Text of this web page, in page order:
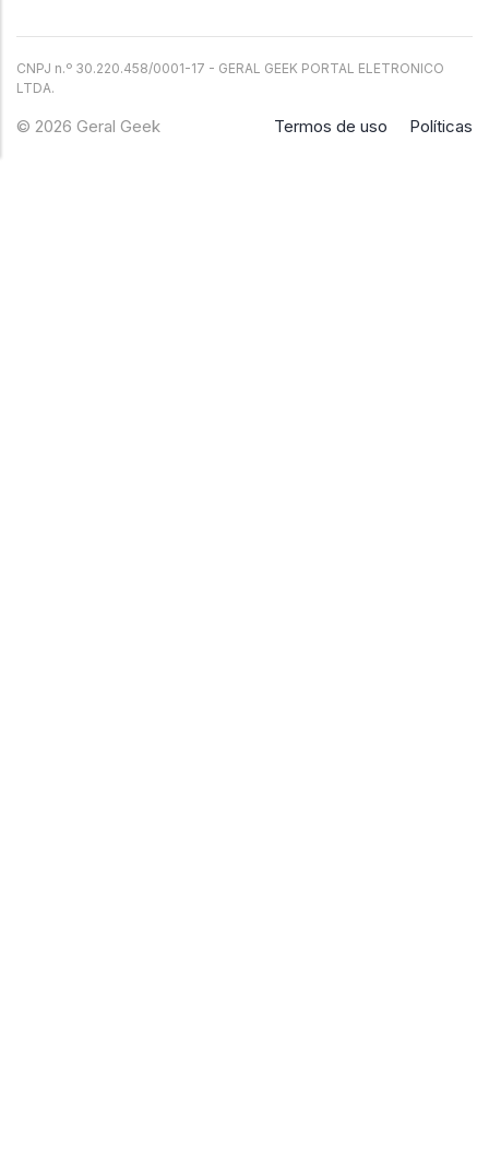
CNPJ n.º 30.220.458/0001-17 - GERAL GEEK PORTAL ELETRONICO
LTDA.
© 2026 Geral Geek Termos de uso Políticas